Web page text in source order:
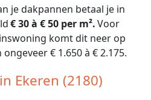
je dakpannen betaal je in
€ 30 à € 50 per m².Voor
komt dit neer op
€ 1.650 à € 2.175.
Ekeren (2180)